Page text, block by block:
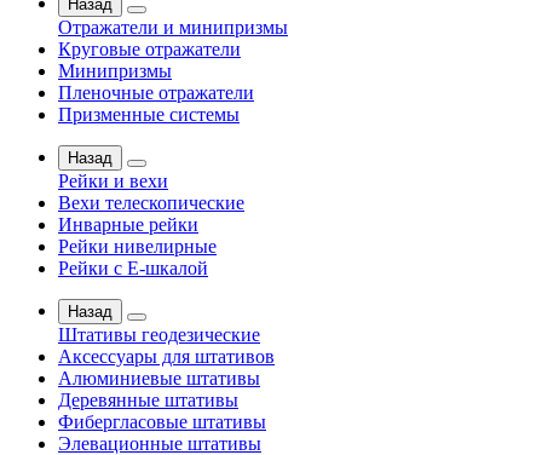
Назад
Отражатели и минипризмы
Круговые отражатели
Минипризмы
Пленочные отражатели
Призменные системы
Назад
Рейки и вехи
Вехи телескопические
Инварные рейки
Рейки нивелирные
Рейки с Е-шкалой
Назад
Штативы геодезические
Аксессуары для штативов
Алюминиевые штативы
Деревянные штативы
Фибергласовые штативы
Элевационные штативы